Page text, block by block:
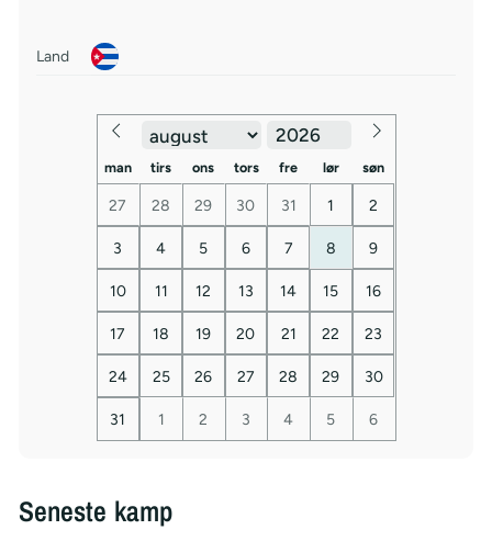
Land
man tirs ons tors fre lør søn
27 28 29 30 31 1 2
3 4 5 6 7 8 9
10 11 12 13 14 15 16
17 18 19 20 21 22 23
24 25 26 27 28 29 30
31 1 2 3 4 5 6
Seneste kamp